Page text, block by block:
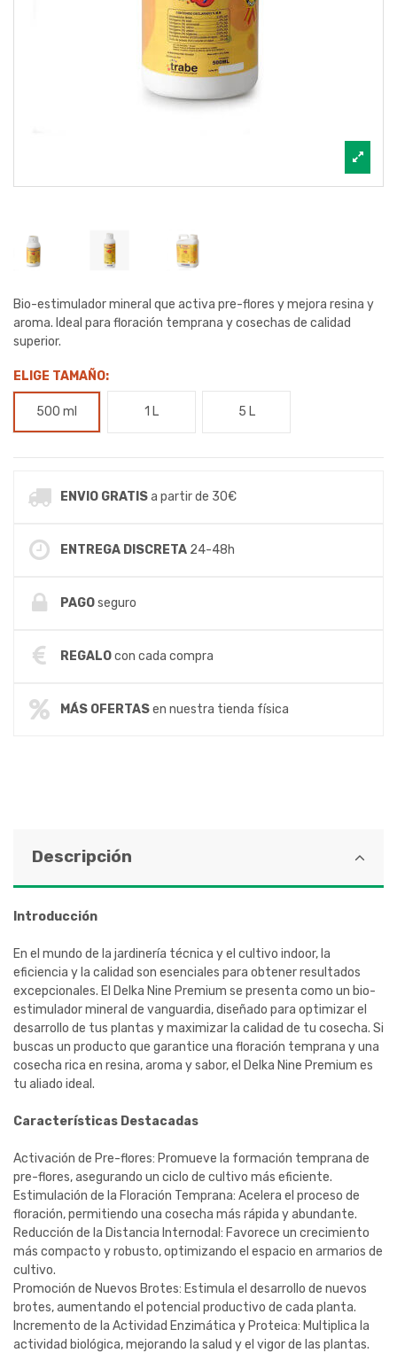
Bio-estimulador mineral que activa pre-flores y mejora resina y
aroma. Ideal para floración temprana y cosechas de calidad
superior.
ELIGE TAMAÑO:
500 ml 1 L 5 L
ENVIO GRATISa partir de 30€
ENTREGA DISCRETA 24-48h
PAGOseguro
REGALOcon cada compra
MÁS OFERTASen nuestra tienda física
Descripción
Introducción
En el mundo de la jardinería técnica y el cultivo indoor, la
eficiencia y la calidad son esenciales para obtener resultados
excepcionales. El Delka Nine Premium se presenta como un bio-
estimulador mineral de vanguardia, diseñado para optimizar el
desarrollo de tus plantas y maximizar la calidad de tu cosecha. Si
buscas un producto que garantice una floración temprana y una
cosecha rica en resina, aroma y sabor, el Delka Nine Premium es
tu aliado ideal.
Características Destacadas
Activación de Pre-flores: Promueve la formación temprana de
pre-flores, asegurando un ciclo de cultivo más eficiente.
Estimulación de la Floración Temprana: Acelera el proceso de
floración, permitiendo una cosecha más rápida y abundante.
Reducción de la Distancia Internodal: Favorece un crecimiento
más compacto y robusto, optimizando el espacio en armarios de
cultivo.
Promoción de Nuevos Brotes: Estimula el desarrollo de nuevos
brotes, aumentando el potencial productivo de cada planta.
Incremento de la Actividad Enzimática y Proteica: Multiplica la
actividad biológica, mejorando la salud y el vigor de las plantas.